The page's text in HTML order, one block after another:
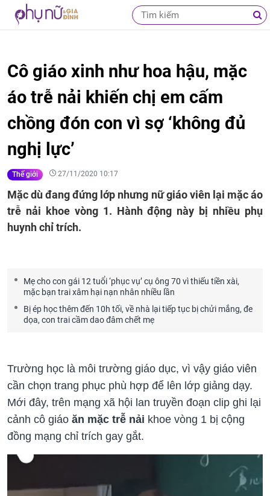
Cô giáo xinh như hoa hậu, mặc
áo trễ nải khiến chị em cấm
chồng đón con vì sợ ‘không đủ
nghị lực’
Thế giới 27/11/2020 10:17
Mặc dù đang đứng lớp nhưng nữ giáo viên lại mặc áo
trễ nải khoe vòng 1. Hành động này bị nhiều phụ
huynh chỉ trích.
Mẹ cho con gái 12 tuổi ‘phục vụ’ cụ ông 70 vì thiếu tiền xài,
mặc bạn trai xâm hại nạn nhân nhiều lần
Bị ép học thêm đến 10h tối, về nhà lại tiếp tục bị chửi mắng, đe
dọa, con trai cầm dao đâm chết mẹ
Trường học là môi trường giáo dục, vì vậy giáo viên
cần chọn trang phục phù hợp để lên lớp giảng dạy.
Mới đây, trên mạng xã hội lan truyền đoạn clip ghi lại
cảnh cô giáo ăn mặc trễ nải khoe vòng 1 bị cộng
đồng mạng chỉ trích gay gắt.